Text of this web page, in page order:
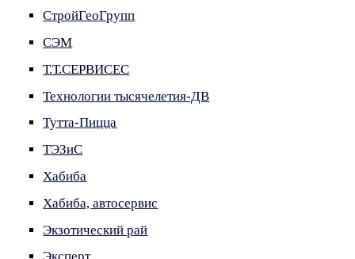
СтройГеоГрупп
СЭМ
Т.Т.СЕРВИСЕС
Технологии тысячелетия-ДВ
Тутта-Пицца
ТЭЗиС
Хабиба
Хабиба, автосервис
Экзотический рай